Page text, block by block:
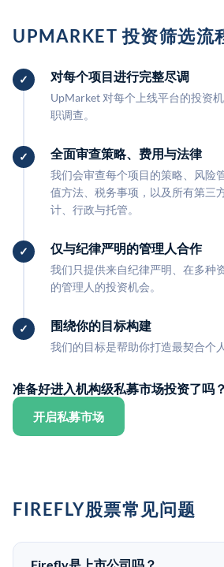
UPMARKET 投资筛选流
对每个项目进行完整尽调
UpMarket 对每个上线平台的投资
职调查。
全面审查策略、费用与法律
我们会审查每个项目的策略、风险
值方法、税务事项，以及所有第三
计、行政与托管。
仅与纪律严明的管理人合作
我们只提供来自纪律严明、在多种
的管理人的投资机会。
围绕你的目标构建
我们的目标是帮助你打造最契合个
准备好进入机构级私募市场投资了吗？
开启私募市场
FIREFLY股票常见问题